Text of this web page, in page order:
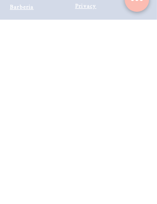
Barberia
Tecnologie
Privacy
Lavora con noi